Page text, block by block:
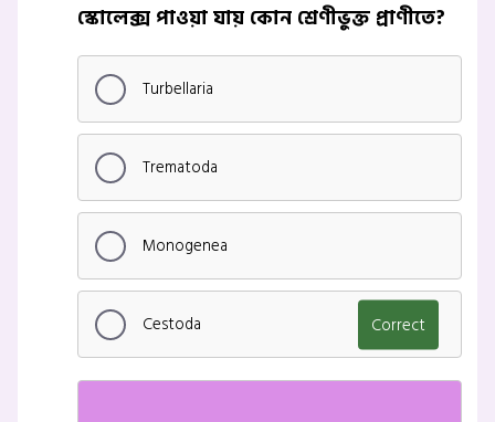
স্কোলেক্স পাওয়া যায় কোন শ্রেণীভুক্ত প্রাণীতে?
Turbellaria
Trematoda
Monogenea
Cestoda Correct